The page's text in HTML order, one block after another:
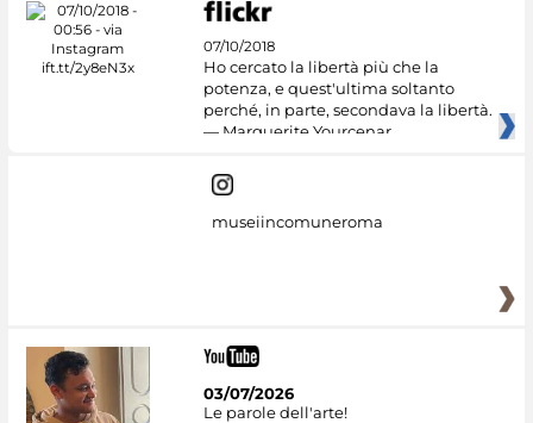
07/10/2018
Ho cercato la libertà più che la
potenza, e quest'ultima soltanto
perché, in parte, secondava la libertà.
— Marguerite Yourcenar
museiincomuneroma
03/07/2026
Le parole dell'arte!